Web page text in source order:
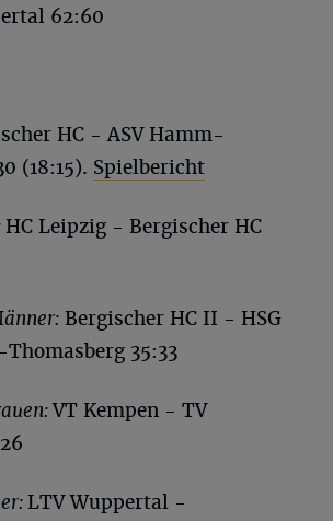
62:60
HC - ASV Hamm-
(18:15). Spielbericht
HC Leipzig - Bergischer HC
Bergischer HC II - HSG
Thomasberg 35:33
VT Kempen - TV
LTV Wuppertal -